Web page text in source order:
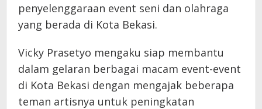
penyelenggaraan event seni dan olahraga
yang berada di Kota Bekasi.
Vicky Prasetyo mengaku siap membantu
dalam gelaran berbagai macam event-event
di Kota Bekasi dengan mengajak beberapa
teman artisnya untuk peningkatan